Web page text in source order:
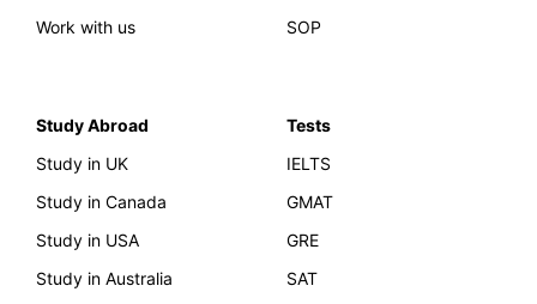
Work with us
SOP
Study Abroad
Study in UK
Study in Canada
Study in USA
Study in Australia
Tests
IELTS
GMAT
GRE
SAT